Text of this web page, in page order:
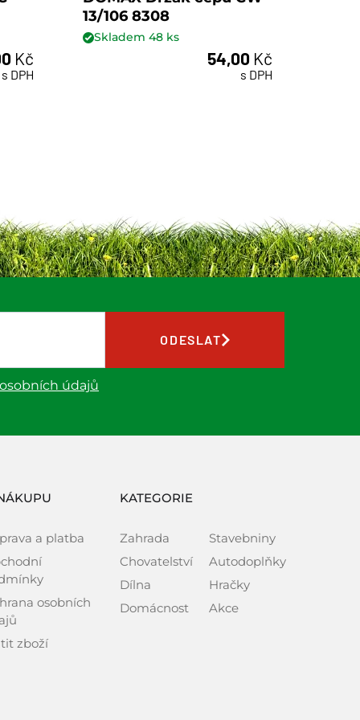
Kč
s DPH
13/106 8308
Skladem 48ks
54,00 Kč
s DPH
údajů
ODESLAT
a platba
osobních
zboží
KATEGORIE
Zahrada
Chovatelství
Dílna
Domácnost
Stavebniny
Autodoplňky
Hračky
Akce